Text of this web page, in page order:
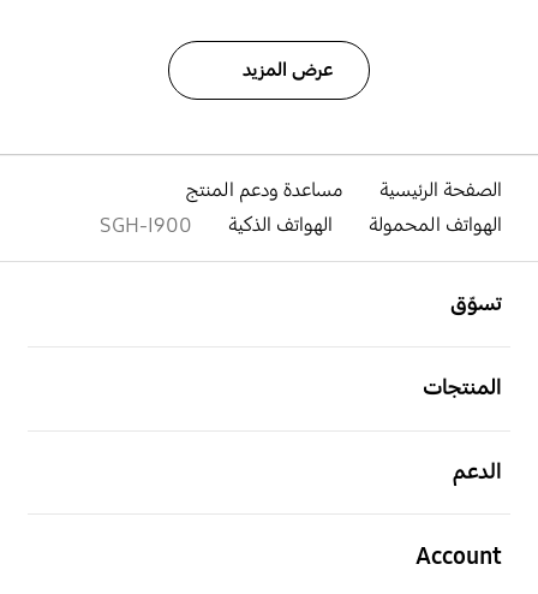
عرض المزيد
الصفحة الرئيسية
مساعدة ودعم المنتج
الهواتف المحمولة
الهواتف الذكية SGH-I900
تسوّق
المنتجات
الدعم
Account